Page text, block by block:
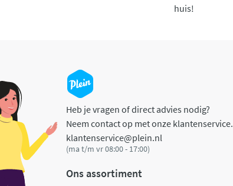
huis!
Heb je vragen of direct advies nodig?
Neem contact op met onze klantenservice.
klantenservice@plein.nl
(ma t/m vr 08:00 - 17:00)
Ons assortiment